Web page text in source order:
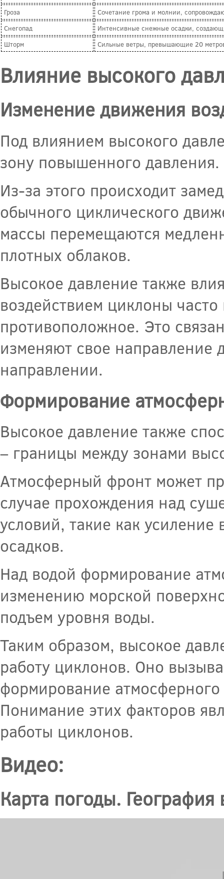
Гроза
Сочетание грома и молнии,
Снегопад
Интенсивные снежные осадки,
Шторм
Сильные ветры, превышающие 20
Влияние высокого
Изменение движения
Под влиянием высокого
зону повышенного давления.
Из-за этого происходит
обычного циклического
массы перемещаются
плотных облаков.
Высокое давление также
воздействием циклоны
противоположное. Это
изменяют свое направление
направлении.
Формирование
Высокое давление также
– границы между зонами
Атмосферный фронт может
случае прохождения над
условий, такие как
осадков.
Над водой формирование
изменению морской
подъем уровня воды.
Таким образом, высокое
работу циклонов. Оно
формирование
Понимание этих факторов
работы циклонов.
Видео:
Карта погоды. География